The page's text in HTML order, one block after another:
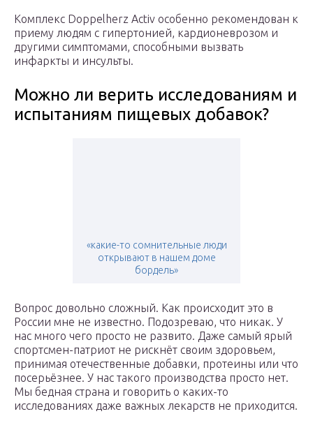
Комплекс Doppelherz Activ особенно рекомендован к
приему людям с гипертонией, кардионеврозом и
другими симптомами, способными вызвать
инфаркты и инсульты.
Можно ли верить исследованиям и
испытаниям пищевых добавок?
«какие-то сомнительные люди
открывают в нашем доме
бордель»
Вопрос довольно сложный. Как происходит это в
России мне не известно. Подозреваю, что никак. У
нас много чего просто не развито. Даже самый ярый
спортсмен-патриот не рискнёт своим здоровьем,
принимая отечественные добавки, протеины или что
посерьёзнее. У нас такого производства просто нет.
Мы бедная страна и говорить о каких-то
исследованиях даже важных лекарств не приходится.